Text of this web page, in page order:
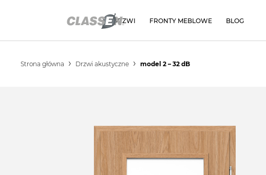
DRZWI FRONTY MEBLOWE BLOG
Strona główna Drzwi akustyczne model 2 – 32 dB